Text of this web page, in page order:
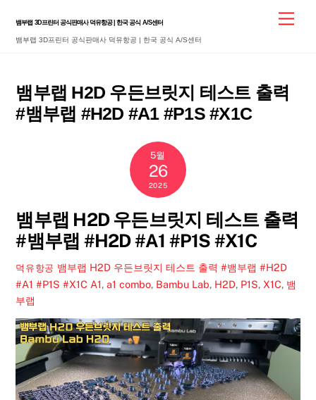
content
뱀부랩 3D프린터 공식판매사 덕유항공 | 한국 공식 A/S센터
뱀부랩 3D프린터 공식판매사 덕유항공 | 한국 공식 A/S센터
뱀부랩 H2D 우든브릿지 테스트 출력
#뱀부랩 #H2D #A1 #P1S #X1C
5월
26
2025
뱀부랩 H2D 우든브릿지 테스트 출력
#뱀부랩 #H2D #A1 #P1S #X1C
덕유항공 뱀부랩 H2D 우든브릿지 테스트 출력 #뱀부랩 #H2D
#A1 #P1S #X1C A1,a1 combo, Bambu Lab, H2D, P1S, X1C, 뱀
부랩